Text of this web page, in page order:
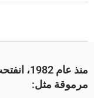
مرموقة مثل: